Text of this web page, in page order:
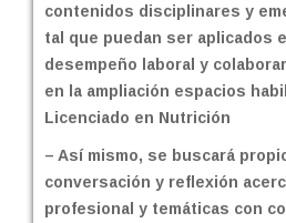
contenidos disciplinares y
tal que puedan ser aplicados
desempeño laboral y
en la ampliación espacios
Licenciado en Nutrición
– Así mismo, se buscará
conversación y reflexión
profesional y temáticas con